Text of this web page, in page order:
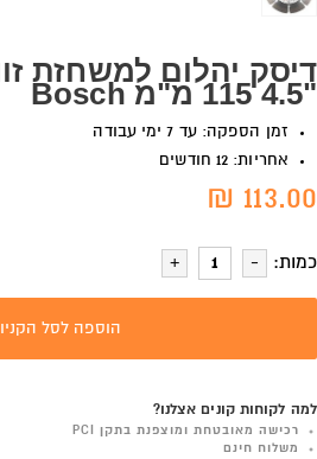
דיסק יהלום למשחזת
"4.5 115 מ"מ Bosch
זמן הספקה: עד 7 ימי עבודה
אחריות: 12 חודשים
113.00 ₪
כמות:
הוספה לסל
למה לקוחות קונים אצלנו?
רכישה מאובטחת ומוצפנת בתקן PCI
משלוח חינם